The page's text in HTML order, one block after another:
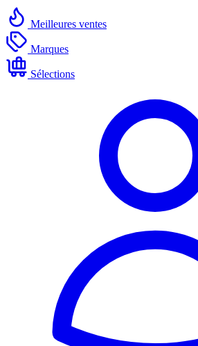
Meilleures ventes
Marques
Sélections